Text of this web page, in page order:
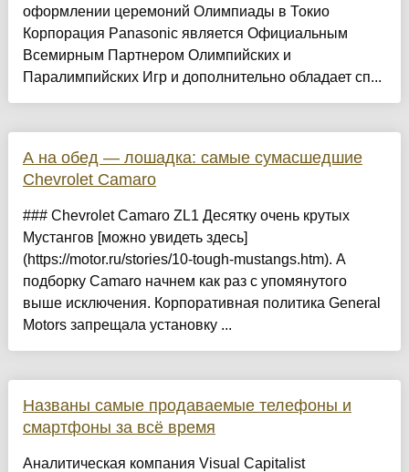
оформлении церемоний Олимпиады в Токио
Корпорация Panasonic является Официальным
Всемирным Партнером Олимпийских и
Паралимпийских Игр и дополнительно обладает сп...
А на обед — лошадка: самые сумасшедшие
Chevrolet Camaro
### Chevrolet Camaro ZL1 Десятку очень крутых
Мустангов [можно увидеть здесь]
(https://motor.ru/stories/10-tough-mustangs.htm). А
подборку Camaro начнем как раз с упомянутого
выше исключения. Корпоративная политика General
Motors запрещала установку ...
Названы самые продаваемые телефоны и
смартфоны за всё время
Аналитическая компания Visual Capitalist